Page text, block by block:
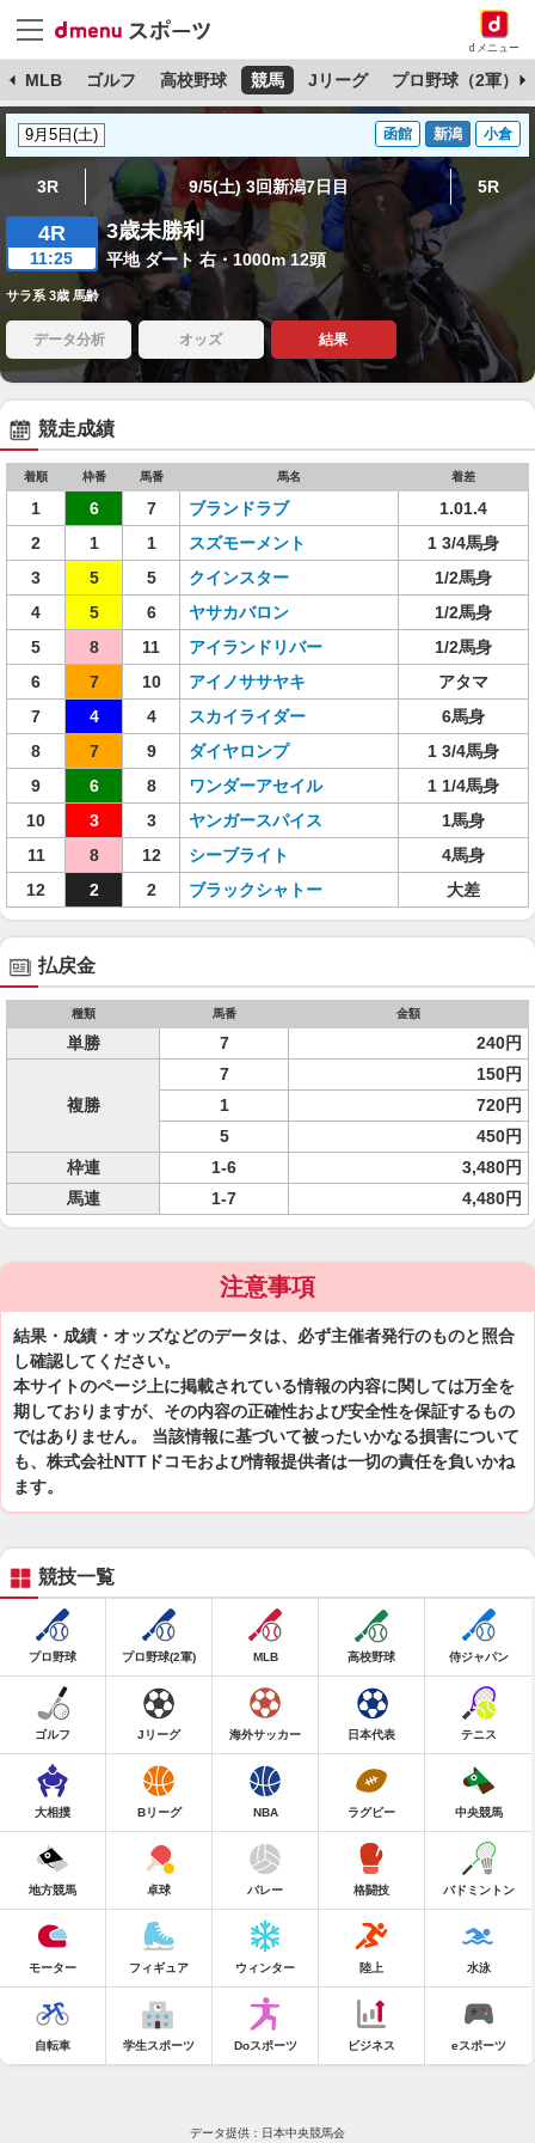
dメニュー
MLB ゴルフ 高校野球 競馬 Jリーグ プロ野球（2軍）
函館 新潟 小倉
3R 9/5(土) 3回新潟7日目 5R
4R
11:25
3歳未勝利
平地 ダート 右・1000m 12頭
サラ系 3歳 馬齢
データ分析 オッズ 結果
競走成績
着順 枠番 馬番 馬名 着差
1 6 7 ブランドラブ
1.01.4
2
1 1 スズモーメント
1 3/4馬身
3
5 5 クインスター
1/2馬身
4
5 6 ヤサカバロン
1/2馬身
5
8 11 アイランドリバー
1/2馬身
6
7 10 アイノササヤキ
アタマ
7
4 4 スカイライダー
6馬身
8
7 9 ダイヤロンプ
1 3/4馬身
9
6 8 ワンダーアセイル
1 1/4馬身
10
3 3 ヤンガースパイス
1馬身
11
8 12 シーブライト
4馬身
12
2 2 ブラックシャトー 大差
払戻金
種類 馬番 金額
単勝 7 240円
複勝
7
150円
1
720円
5
450円
枠連
1-6
3,480円
馬連
1-7 4,480円
注意事項
結果・成績・オッズなどのデータは、必ず主催者発行のものと照合
し確認してください。
本サイトのページ上に掲載されている情報の内容に関しては万全を
期しておりますが、その内容の正確性および安全性を保証するもの
ではありません。 当該情報に基づいて被ったいかなる損害について
も、株式会社NTTドコモおよび情報提供者は一切の責任を負いかね
ます。
競技一覧
プロ野球 プロ野球(2軍) MLB 高校野球 侍ジャパン
ゴルフ Jリーグ 海外サッカー 日本代表 テニス
大相撲 Bリーグ NBA ラグビー 中央競馬
地方競馬 卓球 バレー 格闘技 バドミントン
モーター フィギュア ウィンター 陸上 水泳
自転車 学生スポーツ Doスポーツ ビジネス eスポーツ
データ提供：日本中央競馬会